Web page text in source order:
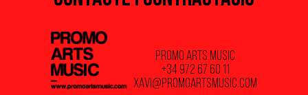
PROMO ARTS MUSIC
+34 972 67 60 11
xavi@promoartsmusic.com